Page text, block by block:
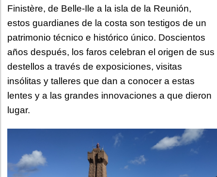
Finistère, de Belle-Ile a la isla de la Reunión,
estos guardianes de la costa son testigos de un
patrimonio técnico e histórico único. Doscientos
años después, los faros celebran el origen de sus
destellos a través de exposiciones, visitas
insólitas y talleres que dan a conocer a estas
lentes y a las grandes innovaciones a que dieron
lugar.